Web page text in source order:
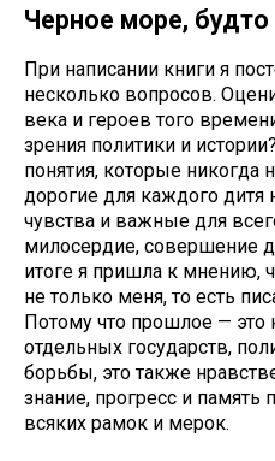
Черное море, будто
При написании книги я
несколько вопросов.
века и героев того
зрения политики и
понятия, которые никогда
дорогие для каждого
чувства и важные для
милосердие, совершение
итоге я пришла к мнению,
не только меня, то есть
Потому что прошлое — это
отдельных государств,
борьбы, это также
знание, прогресс и
всяких рамок и мерок.